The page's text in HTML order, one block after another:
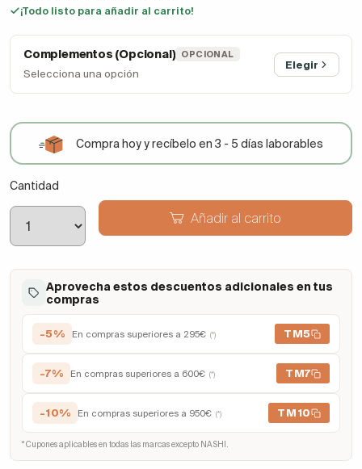
¡Todo listo para añadir al carrito!
Complementos (Opcional) OPCIONAL
Selecciona una opción
Elegir
Compra hoy y recíbelo en 3 - 5 días laborables
Cantidad
Añadir al carrito
Aprovecha estos descuentos adicionales en tus
compras
-5% En compras superiores a 295€ (*) TM5
-7% En compras superiores a 600€ (*) TM7
-10% En compras superiores a 950€ (*) TM10
* Cupones aplicables en todas las marcas excepto NASHI.